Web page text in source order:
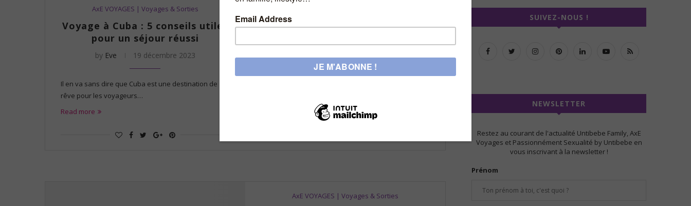
AxE VOYAGES | Voyages & Sorties
Voyage à Cuba : 5 conseils utiles
pour un séjour réussi
by Eve 19 décembre 2023
Il en va sans dire que Cuba est une destination de
rêve pour les voyageurs…
Read more
AxE VOYAGES | Voyages & Sorties
SUIVEZ-NOUS !
NEWSLETTER
Restez au courant de l'actualité Untibebe Family, AxE
Voyages et Passionnément Sexualité by Untibebe en
vous inscrivant à la newsletter !
Prénom